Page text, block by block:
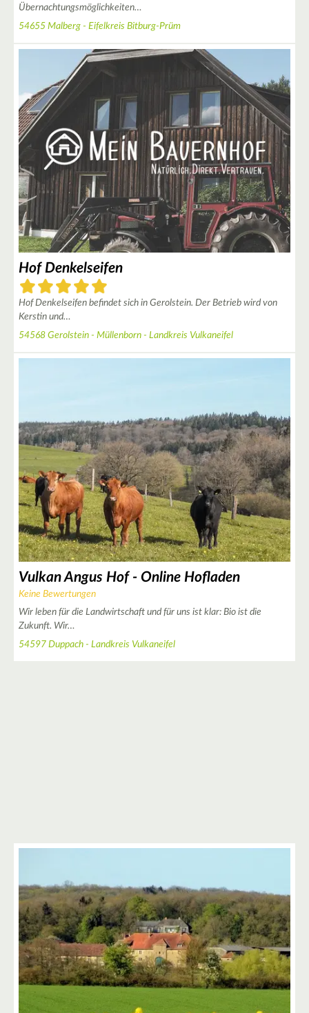
Übernachtungsmöglichkeiten…
54655 Malberg - Eifelkreis Bitburg-Prüm
Hof Denkelseifen
Hof Denkelseifen befindet sich in Gerolstein. Der Betrieb wird von
Kerstin und…
54568 Gerolstein - Müllenborn - Landkreis Vulkaneifel
Vulkan Angus Hof - Online Hofladen
Keine Bewertungen
Wir leben für die Landwirtschaft und für uns ist klar: Bio ist die
Zukunft. Wir…
54597 Duppach - Landkreis Vulkaneifel
2